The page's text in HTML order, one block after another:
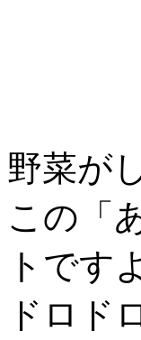
野菜が
この「
トです
ドロド